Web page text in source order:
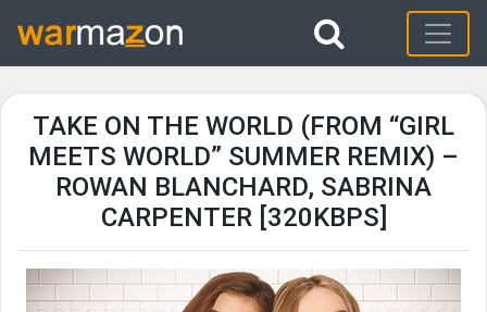
TAKE ON THE WORLD (FROM “GIRL
MEETS WORLD” SUMMER REMIX) –
ROWAN BLANCHARD, SABRINA
CARPENTER [320KBPS]